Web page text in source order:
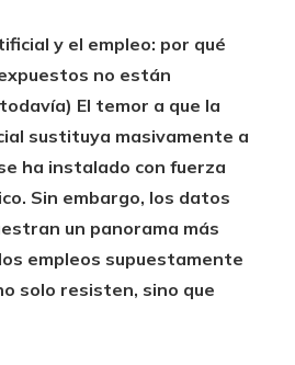
y el empleo: por qué
no están
El temor a que la
sustituya masivamente a
ha instalado con fuerza
Sin embargo, los datos
un panorama más
empleos supuestamente
solo resisten, sino que